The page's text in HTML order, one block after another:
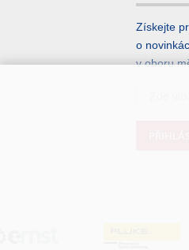
Získejte
o
v oboru